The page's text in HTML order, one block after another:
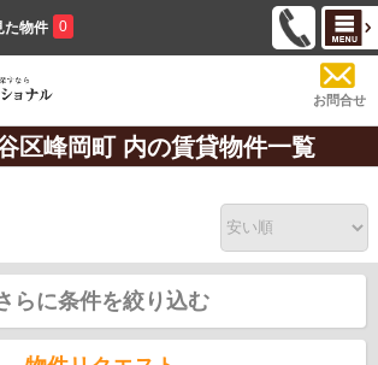
た物件 0
お問合せ
区峰岡町 内の賃貸物件一覧
らに条件を絞り込む